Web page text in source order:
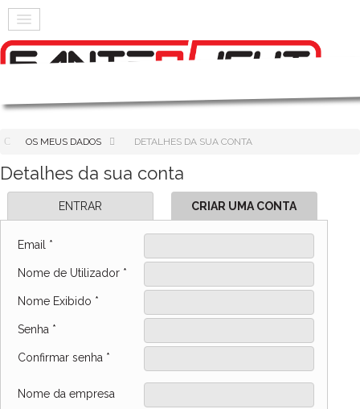
OS MEUS DADOS DETALHES DA SUA CONTA
Detalhes da sua conta
ENTRAR CRIAR UMA CONTA
Email *
Nome de Utilizador *
Nome Exibido *
Senha *
Confirmar senha *
Nome da empresa